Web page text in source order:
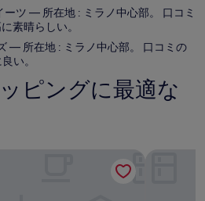
ーツ — 所在地 : ミラノ中心部。 口コミ
素晴らしい。
— 所在地 : ミラノ中心部。 口コミの
い。
ピングに最適な